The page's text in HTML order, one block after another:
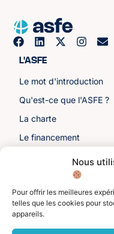
Nous
Pour offrir les meilleures
telles que les cookies pour
appareils.
L'ASFE
Le mot d'introduction
Qu'est-ce que l'ASFE ?
La charte
Le financement
Les sénateurs
Autre liens
Toutes les ressources